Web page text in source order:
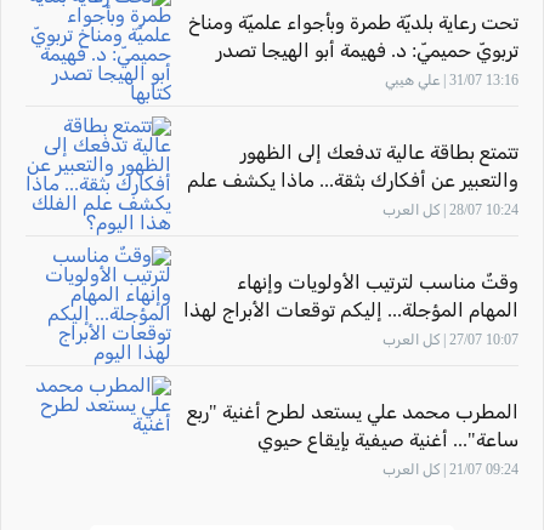
تحت رعاية بلديّة طمرة وبأجواء علميّة ومناخ
تربويّ حميميّ: د. فهيمة أبو الهيجا تصدر
كتابها "أثر المهارة" بحضور الاتّحاد القطريّ
13:16 31/07 | علي هيبي
تتمتع بطاقة عالية تدفعك إلى الظهور
والتعبير عن أفكارك بثقة... ماذا يكشف علم
الفلك هذا اليوم؟
10:24 28/07 | كل العرب
وقتٌ مناسب لترتيب الأولويات وإنهاء
المهام المؤجلة... إليكم توقعات الأبراج لهذا
اليوم
10:07 27/07 | كل العرب
المطرب محمد علي يستعد لطرح أغنية "ربع
ساعة"... أغنية صيفية بإيقاع حيوي
09:24 21/07 | كل العرب